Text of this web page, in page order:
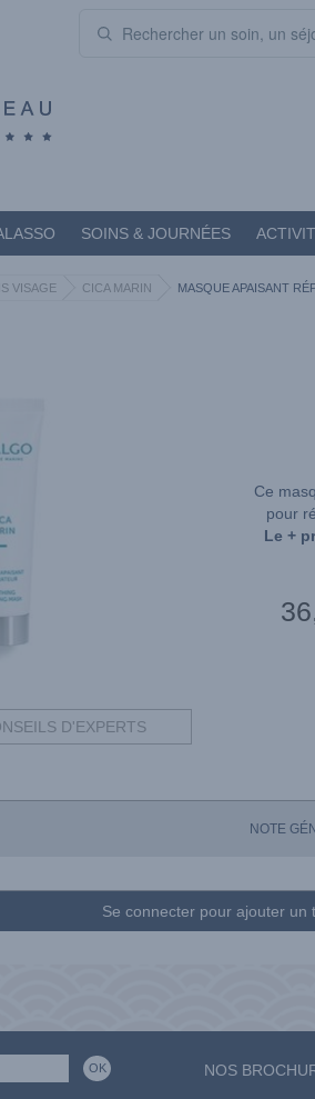
SOINS & JOURNÉES
VISAGE CICA MARIN MASQUE APAISANT
Ce
pour
Le +
36
D'EXPERTS
NOTE
Se connecter pour ajouter un
NOS